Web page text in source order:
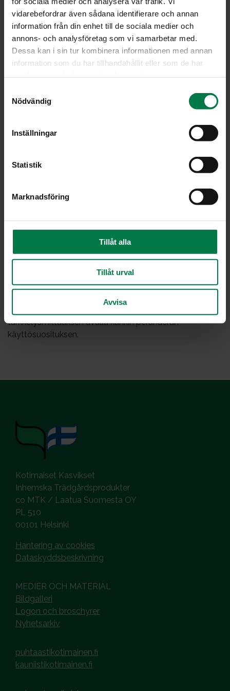
vidarebefordrar även sådana identifierare och annan
information från din enhet till de sociala medier och
annons- och analysföretag som vi samarbetar med.
Dessa kan i sin tur kombinera informationen med annan
information som du har tillhandahållit eller som de har
Nödvändig
Inställningar
Statistik
Marknadsföring
Tillåt alla
Tillåt urval
Avvisa
YLEIS­PE­RU­NAT
Keitetyt perunat, kaikkiin ruokiin
keltainen väritunniste
KIIN­TEÄ­MAL­TOI­SET PE­RU­NAT
Siikli, Ukama, Columbo, Adora, Nicola, Rikea
Samaa lajiketta voi olla pakattuna esimerkiksi niin
keltaisessa kuin punaisessakin pussissa. Kasvukauden
aikaiset olosuhteet vaikuttavat lajikkeiden jauhoisuuteen.
tärkkelysmittauksen avulla kunkin perunaerän
käyttösuosituksen.
Kotimaiset Kasvikset
Inhemska Trädgårdsprodukter
co MTK / Laatua Suomesta OY
PL 510
00101 Helsinki
Hantering av cookies
Dataskyddsbeskrivning
MEDIER OCH MATERIAL
Bildgalleri
Logon och broschyrer
Nyhetsarkiv
puhtaastikotimainen.fi
kauniistikotimainen.fi